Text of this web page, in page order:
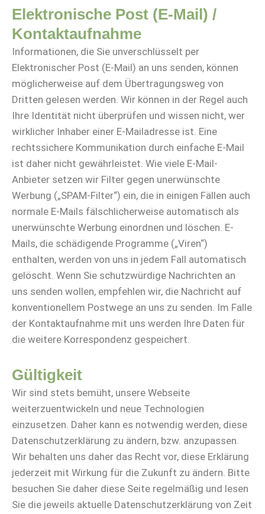
Elektronische Post (E-Mail) /
Kontaktaufnahme
Informationen, die Sie unverschlüsselt per
Elektronischer Post (E-Mail) an uns senden, können
möglicherweise auf dem Übertragungsweg von
Dritten gelesen werden. Wir können in der Regel auch
Ihre Identität nicht überprüfen und wissen nicht, wer
wirklicher Inhaber einer E-Mailadresse ist. Eine
rechtssichere Kommunikation durch einfache E-Mail
ist daher nicht gewährleistet. Wie viele E-Mail-
Anbieter setzen wir Filter gegen unerwünschte
Werbung („SPAM-Filter“) ein, die in einigen Fällen auch
normale E-Mails fälschlicherweise automatisch als
unerwünschte Werbung einordnen und löschen. E-
Mails, die schädigende Programme („Viren“)
enthalten, werden von uns in jedem Fall automatisch
gelöscht. Wenn Sie schutzwürdige Nachrichten an
uns senden wollen, empfehlen wir, die Nachricht auf
konventionellem Postwege an uns zu senden. Im Falle
der Kontaktaufnahme mit uns werden Ihre Daten für
die weitere Korrespondenz gespeichert.
Gültigkeit
Wir sind stets bemüht, unsere Webseite
weiterzuentwickeln und neue Technologien
einzusetzen. Daher kann es notwendig werden, diese
Datenschutzerklärung zu ändern, bzw. anzupassen.
Wir behalten uns daher das Recht vor, diese Erklärung
jederzeit mit Wirkung für die Zukunft zu ändern. Bitte
besuchen Sie daher diese Seite regelmäßig und lesen
Sie die jeweils aktuelle Datenschutzerklärung von Zeit